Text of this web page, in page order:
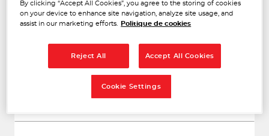
3
8.8 km
SIFA
95400 ARNOUVILLE
Fermé aujourd'hui
Téléphone
By clicking “Accept All Cookies”, you agree to the storing of cookies
on your device to enhance site navigation, analyze site usage, and
assist in our marketing efforts.
Politique de cookies
Reject All Accept All Cookies
Cookie Settings